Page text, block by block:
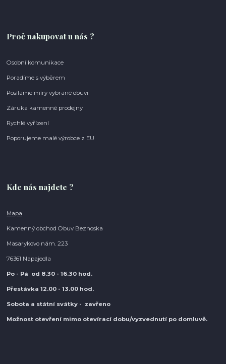
Proč nakupovat u nás ?
Osobní komunikace
Poradíme s výběrem
Posíláme míry vybrané obuvi
Záruka kamenné prodejny
Rychlé vyřízení
Poporujeme malé výrobce z EU
Kde nás najdete ?
Mapa
Kamenný obchod Obuv Beznoska
Masarykovo nám. 223
76361 Napajedla
Po - Pá od 8.30 - 16.30 hod.
Přestávka 12.00 - 13.00 hod.
Sobota a státní svátky - zavřeno
Možnost otevření mimo otevírací dobu/vyzvednutí po domluvě.